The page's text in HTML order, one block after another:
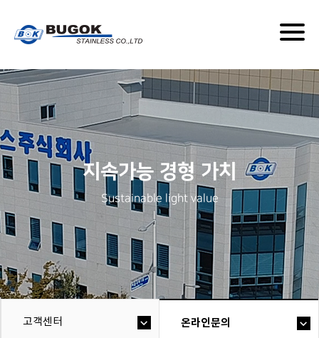
지속가능 경형 가치
Sustainable light value
고객센터 온라인문의